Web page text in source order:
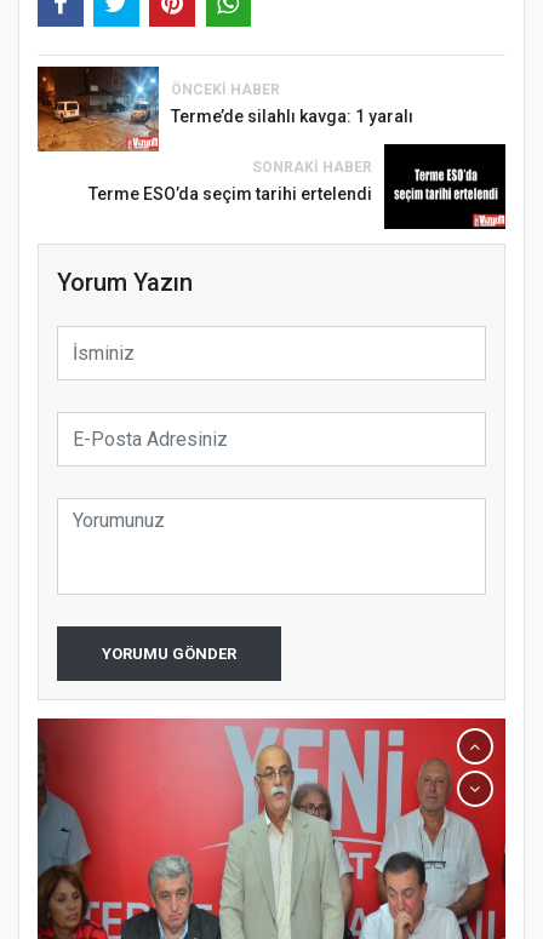
ÖNCEKI HABER
Terme’de silahlı kavga: 1 yaralı
SONRAKI HABER
Terme ESO’da seçim tarihi ertelendi
Yorum Yazın
YORUMU GÖNDER